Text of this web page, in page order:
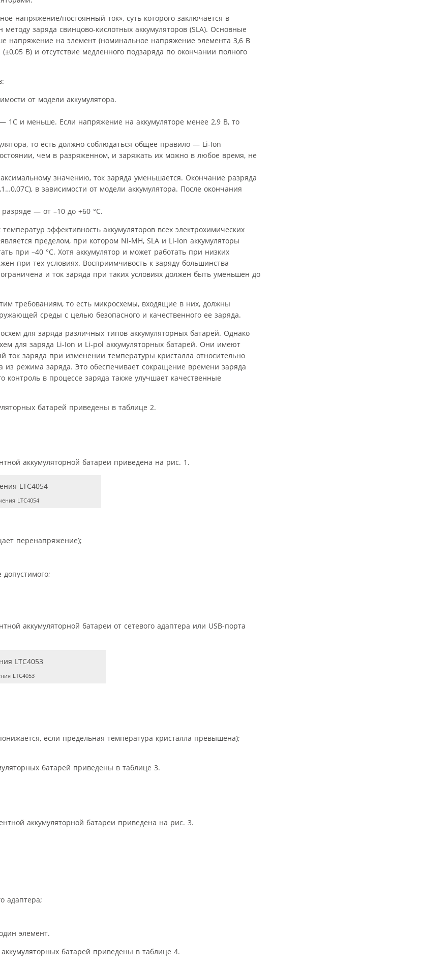
напряжение/постоянный ток», суть которого заключается в
заряда свинцово-кислотных аккумуляторов (SLA). Основные
напряжение на элемент (номинальное напряжение элемента 3,6 В
В) и отсутствие медленного подзаряда по окончании полного
от модели аккумулятора.
1С и меньше. Если напряжение на аккумуляторе менее 2,9 В, то
то есть должно соблюдаться общее правило — Li-Ion
чем в разряженном, и заряжать их можно в любое время, не
значению, ток заряда уменьшается. Окончание разряда
в зависимости от модели аккумулятора. После окончания
— от –10 до +60 °C.
эффективность аккумуляторов всех электрохимических
пределом, при котором Ni-MH, SLA и Li-Ion аккумуляторы
при –40 °C. Хотя аккумулятор и может работать при низких
при тех условиях. Восприимчивость к заряду большинства
и ток заряда при таких условиях должен быть уменьшен до
требованиям, то есть микросхемы, входящие в них, должны
среды с целью безопасного и качественного ее заряда.
для заряда различных типов аккумуляторных батарей. Однако
для заряда Li-Ion и Li-pol аккумуляторных батарей. Они имеют
заряда при изменении температуры кристалла относительно
режима заряда. Это обеспечивает сокращение времени заряда
контроль в процессе заряда также улучшает качественные
батарей приведены в таблице 2.
аккумуляторной батареи приведена на рис. 1.
LTC4054
перенапряжение);
аккумуляторной батареи от сетевого адаптера или USB-порта
LTC4053
если предельная температура кристалла превышена);
батарей приведены в таблице 3.
аккумуляторной батареи приведена на рис. 3.
адаптера;
элемент.
батарей приведены в таблице 4.